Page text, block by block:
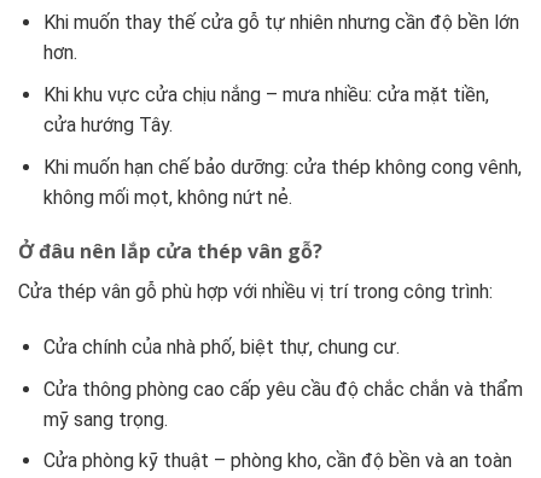
Khi muốn thay thế cửa gỗ tự nhiên nhưng cần độ bền lớn
hơn.
Khi khu vực cửa chịu nắng – mưa nhiều: cửa mặt tiền,
cửa hướng Tây.
Khi muốn hạn chế bảo dưỡng: cửa thép không cong vênh,
không mối mọt, không nứt nẻ.
Ở đâu nên lắp cửa thép vân gỗ?
Cửa thép vân gỗ phù hợp với nhiều vị trí trong công trình:
Cửa chính của nhà phố, biệt thự, chung cư.
Cửa thông phòng cao cấp yêu cầu độ chắc chắn và thẩm
mỹ sang trọng.
Cửa phòng kỹ thuật – phòng kho, cần độ bền và an toàn